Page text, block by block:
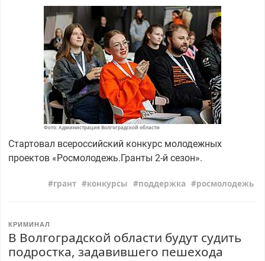
Фото: Администрация Волгоградской области
Стартовал всероссийский конкурс молодежных
проектов «Росмолодежь.Гранты 2-й сезон».
грант конкурсы поддержка росмолодежь
КРИМИНАЛ
В Волгоградской области будут судить
подростка, задавившего пешехода